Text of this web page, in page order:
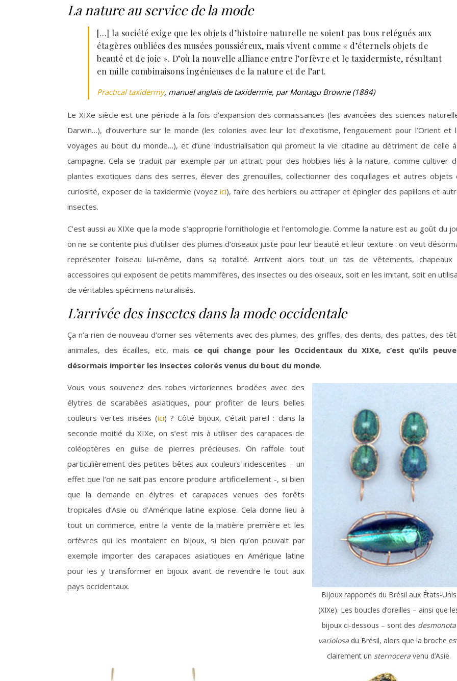
La nature au service de la mode
[…] la société exige que les objets d’histoire naturelle ne soient pas tous relégués aux
étagères oubliées des musées poussiéreux, mais vivent comme « d’éternels objets de
beauté et de joie ». D’où la nouvelle alliance entre l’orfèvre et le taxidermiste, résultant
en mille combinaisons ingénieuses de la nature et de l’art.
Practical taxidermy, manuel anglais de taxidermie, par Montagu Browne (1884)
Le XIXe siècle est une période à la fois d’expansion des connaissances (les avancées des sciences
Darwin…), d’ouverture sur le monde (les colonies avec leur lot d’exotisme, l’engouement pour l’Orient et
voyages au bout du monde…), et d’une industrialisation qui promeut la vie citadine au détriment de celle
campagne. Cela se traduit par exemple par un attrait pour des hobbies liés à la nature, comme cultiver
plantes exotiques dans des serres, élever des grenouilles, collectionner des coquillages et autres objets
curiosité, exposer de la taxidermie (voyezici), faire des herbiers ou attraper et épingler des papillons et
insectes.
C’est aussi au XIXe que la mode s’approprie l’ornithologie et l’entomologie. Comme la nature est au goût du
on ne se contente plus d’utiliser des plumes d’oiseaux juste pour leur beauté et leur texture : on veut
représenter l’oiseau lui-même, dans sa totalité. Arrivent alors tout un tas de vêtements, chapeaux
accessoires qui exposent de petits mammifères, des insectes ou des oiseaux, soit en les imitant, soit en
de véritables spécimens naturalisés.
L’arrivée des insectes dans la mode occidentale
Ça n’a rien de nouveau d’orner ses vêtements avec des plumes, des griffes, des dents, des pattes, des
animales, des écailles, etc, mais ce qui change pour les Occidentaux du XIXe, c’est qu’ils
désormais importer les insectes colorés venus du bout du monde.
Bijoux rapportés du Brésil aux États-Unis
(XIXe). Les boucles d’oreilles – ainsi que
bijoux ci-dessous – sont des desmonota
variolosa du Brésil, alors que la broche
clairement un sternoceravenu d’Asie.
Vous vous souvenez des robes victoriennes brodées avec des
élytres de scarabées asiatiques, pour profiter de leurs belles
couleurs vertes irisées (ici) ? Côté bijoux, c’était pareil : dans la
seconde moitié du XIXe, on s’est mis à utiliser des carapaces de
coléoptères en guise de pierres précieuses. On raffole tout
particulièrement des petites bêtes aux couleurs iridescentes – un
effet que l’on ne sait pas encore produire artificiellement -, si bien
que la demande en élytres et carapaces venues des forêts
tropicales d’Asie ou d’Amérique latine explose. Cela donne lieu à
tout un commerce, entre la vente de la matière première et les
orfèvres qui les montaient en bijoux, si bien qu’on pouvait par
exemple importer des carapaces asiatiques en Amérique latine
pour les y transformer en bijoux avant de revendre le tout aux
pays occidentaux.